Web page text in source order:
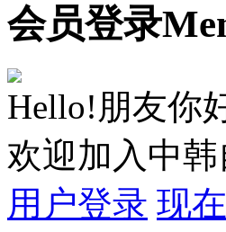
会员登录
Hello!朋友你
欢迎加入中
用户登录 现